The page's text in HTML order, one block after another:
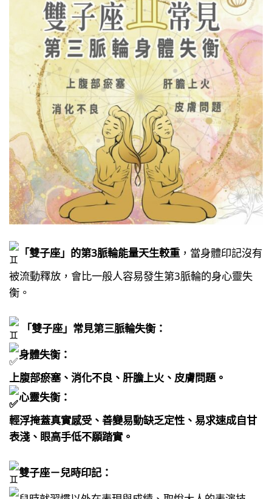
「雙子座」的第3脈輪能量天生較重 ，當身體印記沒有
被流動釋放，會比一般人容易發生第3脈輪的身心靈失
衡。​
「雙子座」常見第三脈輪失衡：​
身體失衡：​
上腹部瘀塞、消化不良、肝膽上火、皮膚問題。​
心靈失衡：​
輕浮掩蓋真實感受、善變易動缺乏定性、易求速成自甘
表淺、眼高手低不願踏實。​
雙子座－兒時印記：